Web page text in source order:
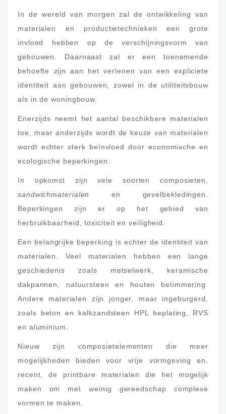
In de wereld van morgen zal de ontwikkeling van
materialen en productietechnieken een grote
invloed hebben op de verschijningsvorm van
gebouwen. Daarnaast zal er een toenemende
behoefte zijn aan het verlenen van een expliciete
identiteit aan gebouwen, zowel in de utiliteitsbouw
als in de woningbouw.
Enerzijds neemt het aantal beschikbare materialen
toe, maar anderzijds wordt de keuze van materialen
wordt echter sterk beïnvloed door economische en
ecologische beperkingen.
In opkomst zijn vele soorten composieten,
sandwichmaterialen
en gevelbekledingen.
Beperkingen zijn er op het gebied van
herbruikbaarheid, toxiciteit en veiligheid.
Een belangrijke beperking is echter de identiteit van
materialen. Veel materialen hebben een lange
geschiedenis zoals metselwerk, keramische
dakpannen, natuursteen en houten betimmering.
Andere materialen zijn jonger, maar ingeburgerd,
zoals beton en kalkzandsteen HPL beplating, RVS
en aluminium.
Nieuw zijn composietelementen die meer
mogelijkheden bieden voor vrije vormgeving en,
recent, de printbare materialen die het mogelijk
maken om met weinig gereedschap complexe
vormen te maken.